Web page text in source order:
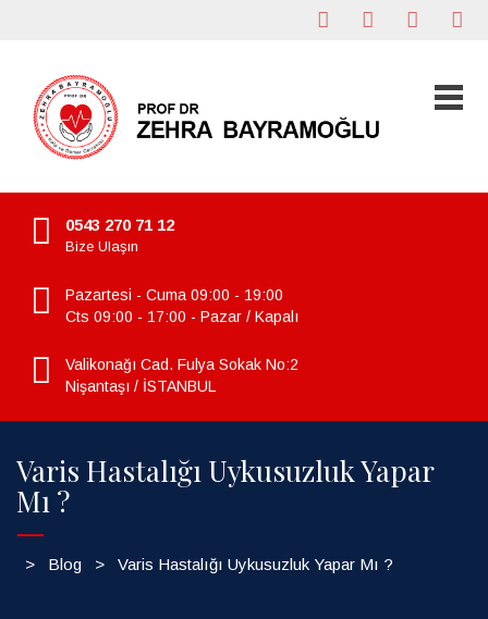
0543 270 71 12
Bize Ulaşın
Pazartesi - Cuma 09:00 - 19:00
Cts 09:00 - 17:00 - Pazar / Kapalı
Valikonağı Cad. Fulya Sokak No:2
Nişantaşı / İSTANBUL
Varis Hastalığı Uykusuzluk Yapar
Mı ?
> Blog > Varis Hastalığı Uykusuzluk Yapar Mı ?